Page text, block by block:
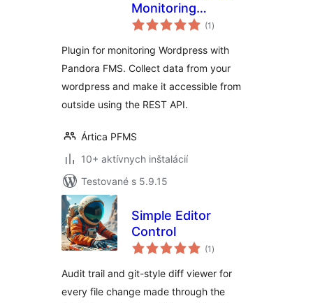
Monitoring
WordPress from
(1 celkové
hodnotenie
)
Plugin for monitoring Wordpress with
Pandora FMS. Collect data from your
wordpress and make it accessible from
outside using the REST API.
Ártica PFMS
10+ aktívnych inštalácií
Testované s 5.9.15
Simple Editor
Control
(1 celkové
hodnotenie
)
Audit trail and git-style diff viewer for
every file change made through the